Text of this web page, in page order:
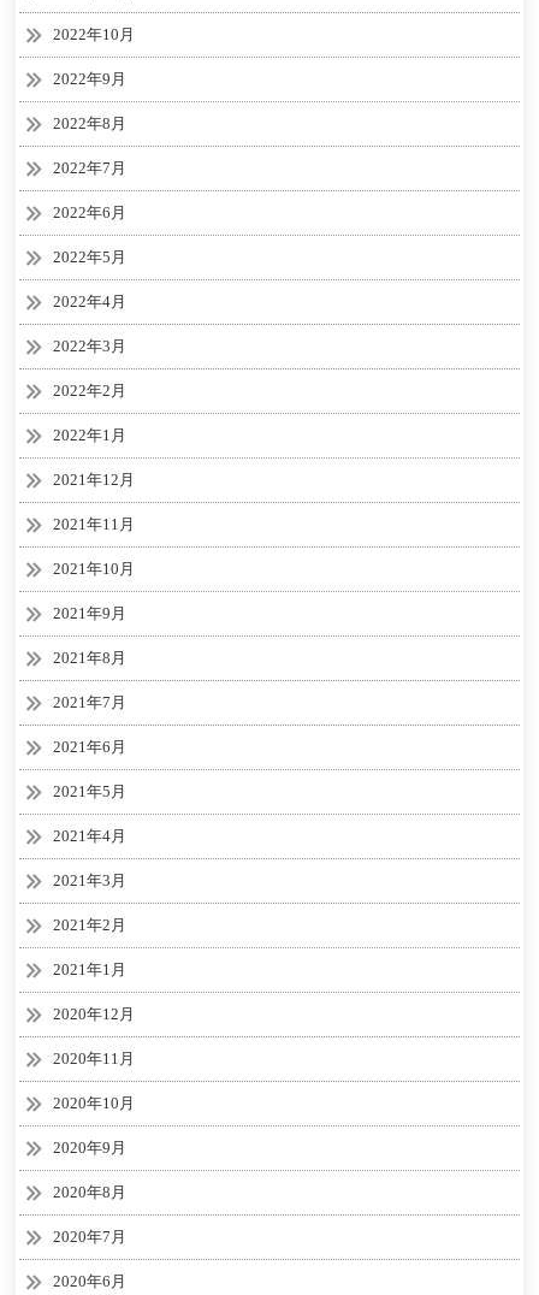
2022年10月
2022年9月
2022年8月
2022年7月
2022年6月
2022年5月
2022年4月
2022年3月
2022年2月
2022年1月
2021年12月
2021年11月
2021年10月
2021年9月
2021年8月
2021年7月
2021年6月
2021年5月
2021年4月
2021年3月
2021年2月
2021年1月
2020年12月
2020年11月
2020年10月
2020年9月
2020年8月
2020年7月
2020年6月